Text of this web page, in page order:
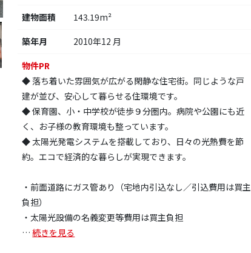
建物面積
143.19m²
築年月
2010年12 月
物件PR
◆ 落ち着いた雰囲気が広がる閑静な住宅街。同じような戸
建が並び、安心して暮らせる住環境です。
◆ 保育園、小・中学校が徒歩９分圏内。病院や公園にも近
く、お子様の教育環境も整っています。
◆ 太陽光発電システムを搭載しており、日々の光熱費を節
約。エコで経済的な暮らしが実現できます。
・前面道路にガス管あり（宅地内引込なし／引込費用は買主
負担）
・太陽光設備の名義変更等費用は買主負担
… 続きを見る